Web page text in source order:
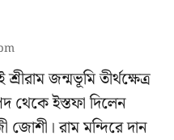
শ্রীরাম জন্মভূমি তীর্থক্ষেত্র
ইস্তফা দিলেন
রাম মন্দিরে দান